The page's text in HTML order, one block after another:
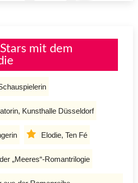
mit dem
Kunsthalle Düsseldorf
Elodie, Ten Fé
„Meeres“-Romantrilogie